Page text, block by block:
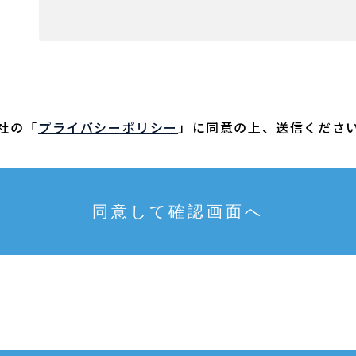
の「プライバシーポリシー」に同意の上、送信くださ